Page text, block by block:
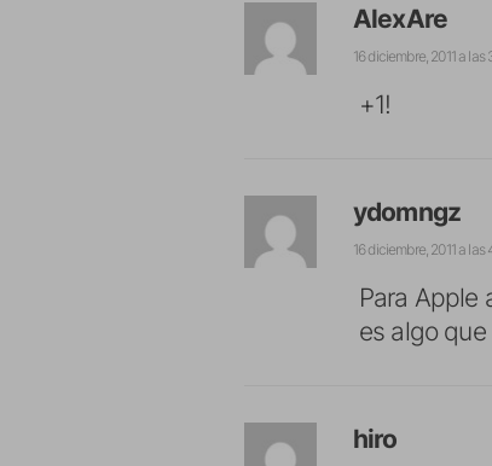
AlexAre
16 diciembre, 2011 a las
+1!
ydomngz
16 diciembre, 2011 a las
Para Apple
es algo
hiro